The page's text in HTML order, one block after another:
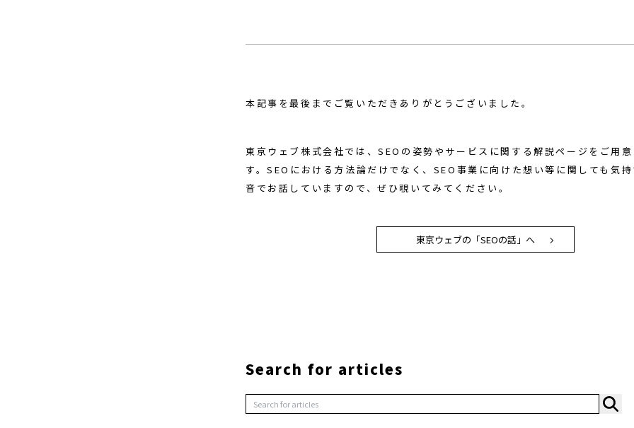
本記事を最後までご覧いただきありがとうございました。
東京ウェブ株式会社では、SEOの姿勢やサービスに関する解説ページをご用意
す。SEOにおける方法論だけでなく、SEO事業に向けた想い等に関しても気
音でお話していますので、ぜひ覗いてみてください。
東京ウェブの「SEOの話」へ
Search for articles